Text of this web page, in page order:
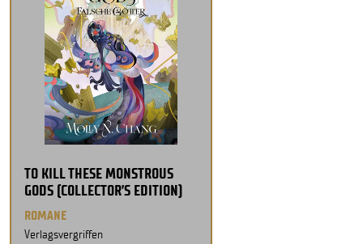
TO KILL THESE MONSTROUS
GODS (COLLECTOR’S EDITION)
ROMANE
Verlagsvergriffen